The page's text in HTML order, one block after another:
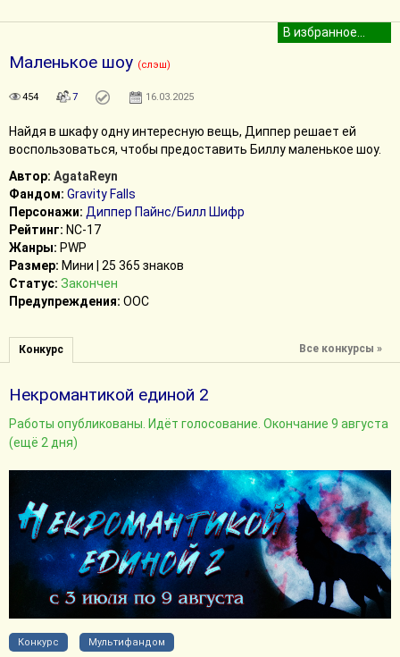
Маленькое шоу (слэш)
454 7 16.03.2025
Найдя в шкафу одну интересную вещь, Диппер решает ей
воспользоваться, чтобы предоставить Биллу маленькое шоу.
Автор: AgataReyn
Фандом: Gravity Falls
Персонажи: Диппер Пайнс/Билл Шифр
Рейтинг: NC-17
Жанры: PWP
Размер: Мини | 25 365 знаков
Статус: Закончен
Предупреждения: ООС
Конкурс Все конкурсы »
Некромантикой единой 2
Работы опубликованы. Идёт голосование. Окончание 9 августа
(ещё 2 дня)
Конкурс Мультифандом